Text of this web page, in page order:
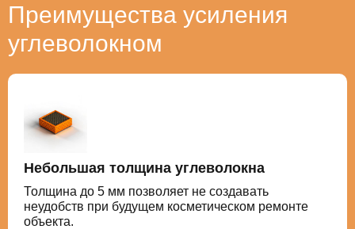
Преимущества усиления
углеволокном
Небольшая толщина углеволокна
Толщина до 5 мм позволяет не создавать
неудобств при будущем косметическом ремонте
объекта.